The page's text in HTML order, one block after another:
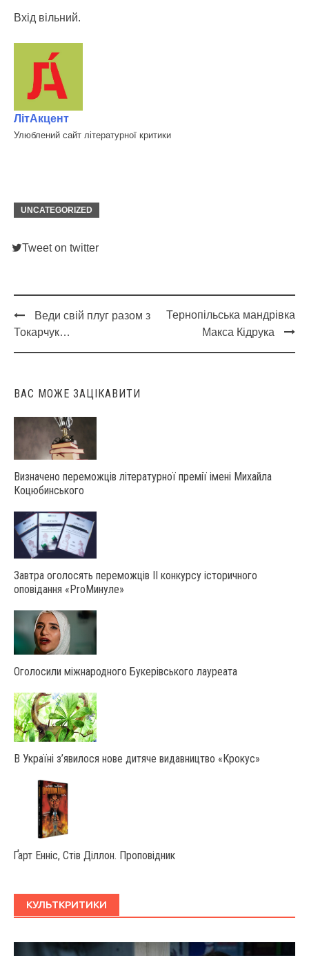
Вхід вільний.
ЛітАкцент
Улюблений сайт літературної критики
UNCATEGORIZED
Tweet on twitter
Post
navigation
Веди свій плуг разом з
Токарчук…
Тернопільська мандрівка
Макса Кідрука
ВАС МОЖЕ ЗАЦІКАВИТИ
Визначено переможців літературної премії імені Михайла
Коцюбинського
Завтра оголосять переможців ІІ конкурсу історичного
оповідання «ProМинуле»
Оголосили міжнародного Букерівського лауреата
В Україні з’явилося нове дитяче видавництво «Крокус»
Ґарт Енніс, Стів Діллон. Проповідник
КУЛЬТКРИТИКИ